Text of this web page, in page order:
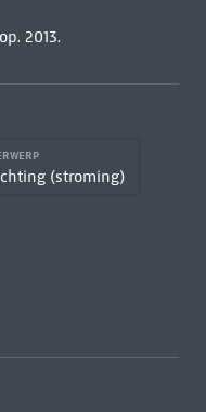
2013.
(stroming)